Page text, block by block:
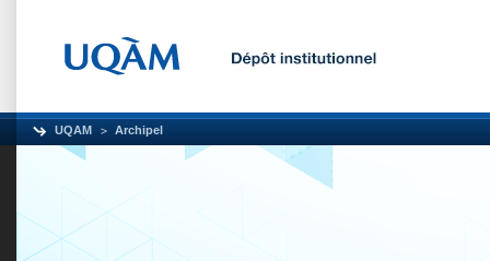
UQAM Archipel